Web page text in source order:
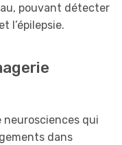
pouvant détecter
l’épilepsie.
neurosciences qui
dans